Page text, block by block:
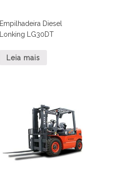
Empilhadeira Diesel
Lonking LG30DT
Leia mais